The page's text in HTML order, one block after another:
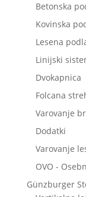
Betonska
Kovinska
Lesena
Linijski
Dvokapnica
Folcana
Varovanje
Dodatki
Varovanje
OVO -
Günzburger